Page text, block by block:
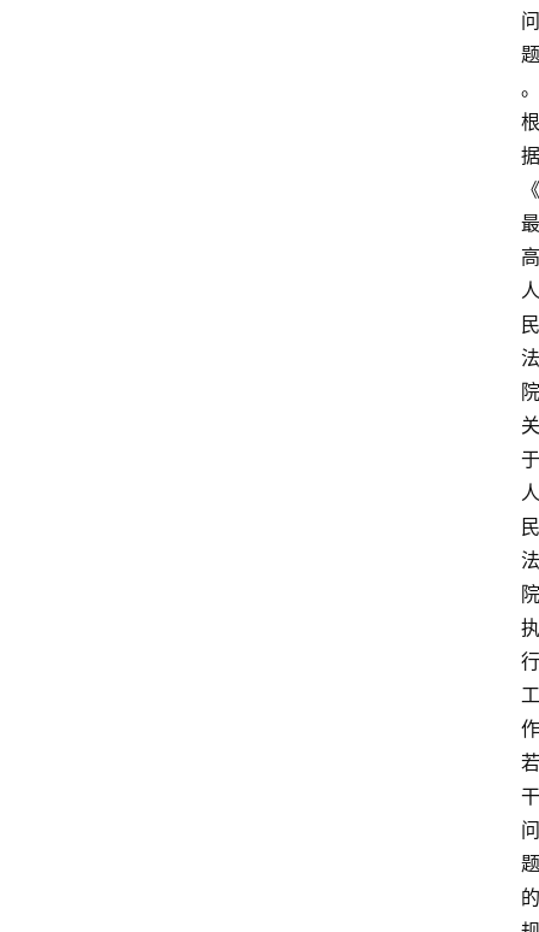
问
题
。
根
据
《
最
高
人
民
法
院
关
于
人
民
法
院
执
行
工
作
若
干
问
题
的